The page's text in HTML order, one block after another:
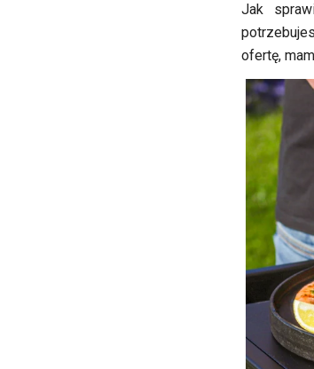
Jak
ofertę,